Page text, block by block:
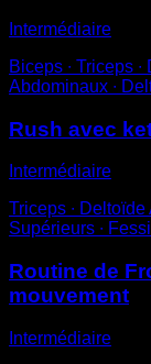
Intermédiaire
Biceps ∙ Triceps
Abdominaux ∙
Rush avec
Intermédiaire
Triceps ∙
Supérieurs ∙
Routine de
mouvement
Intermédiaire